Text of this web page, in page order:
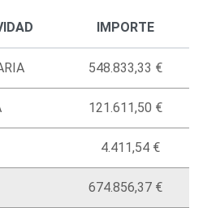
IMPORTE
548.833,33 €
121.611,50 €
4.411,54 €
674.856,37 €